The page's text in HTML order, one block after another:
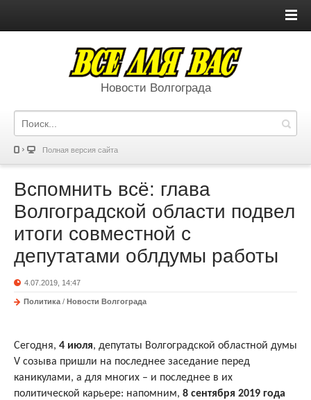
Новости Волгограда
Полная версия сайта
Вспомнить всё: глава
Волгоградской области подвел
итоги совместной с
депутатами облдумы работы
4.07.2019, 14:47
Политика / Новости Волгограда
Сегодня, 4 июля, депутаты Волгоградской областной думы
V созыва пришли на последнее заседание перед
каникулами, а для многих – и последнее в их
политической карьере: напомним, 8 сентября 2019 года